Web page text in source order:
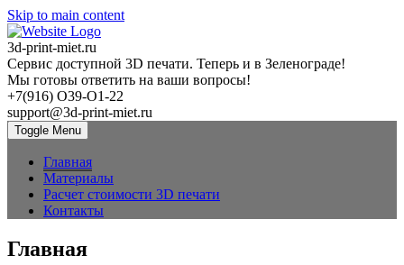
Skip to main content
3d-print-miet.ru
Сервис доступной 3D печати. Теперь и в Зеленограде!
Мы готовы ответить на ваши вопросы!
+7(916) O39-O1-22
support@3d-print-miet.ru
Toggle Menu
Главная
Материалы
Расчет стоимости 3D печати
Контакты
Главная